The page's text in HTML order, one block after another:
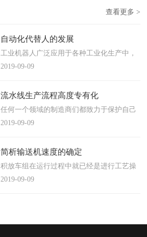
查看更多 >
自动化代替人的发展
工业机器人广泛应用于各种工业化生产中，
慢慢取代工人，做着高强度、重复性、有职
人联合会(IFR)预测，2014年中国将成为全球
最大的工业机器人市场，将占全球总销量
17%。业内把2014年称为“中国工业机器人元
2019-09-09
流水线生产流程高度专有化
任何一个领域的制造商们都致力于保护自己
的自动化流水线生产流程不被外人知晓，即
大多数流程都带有某种专有的性质，并且混
合了不同的方法、技术和操作方式，而这最
终将影响一个制造商进行有效竞争的能力。
2019-09-09
简析输送机速度的确定
积放车组在运行过程中就已经是进行工艺操
作的区段，运行速度是由积放小车组的运行
2019-09-09